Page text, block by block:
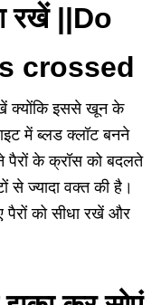
रखें ||Do
crossed
क्योंकि इससे खून के
में ब्लड क्लॉट बनने
पैरों के क्रॉस को बदलते
से ज्यादा वक्त की है।
को सीधा रखें और